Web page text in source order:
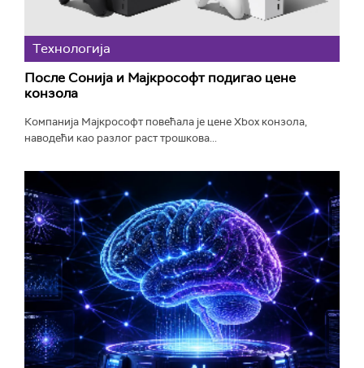
Технологијa
После Сонија и Мајкрософт подигао цене
конзола
Компанија Мајкрософт повећала је цене Xbox конзола,
наводећи као разлог раст трошкова...